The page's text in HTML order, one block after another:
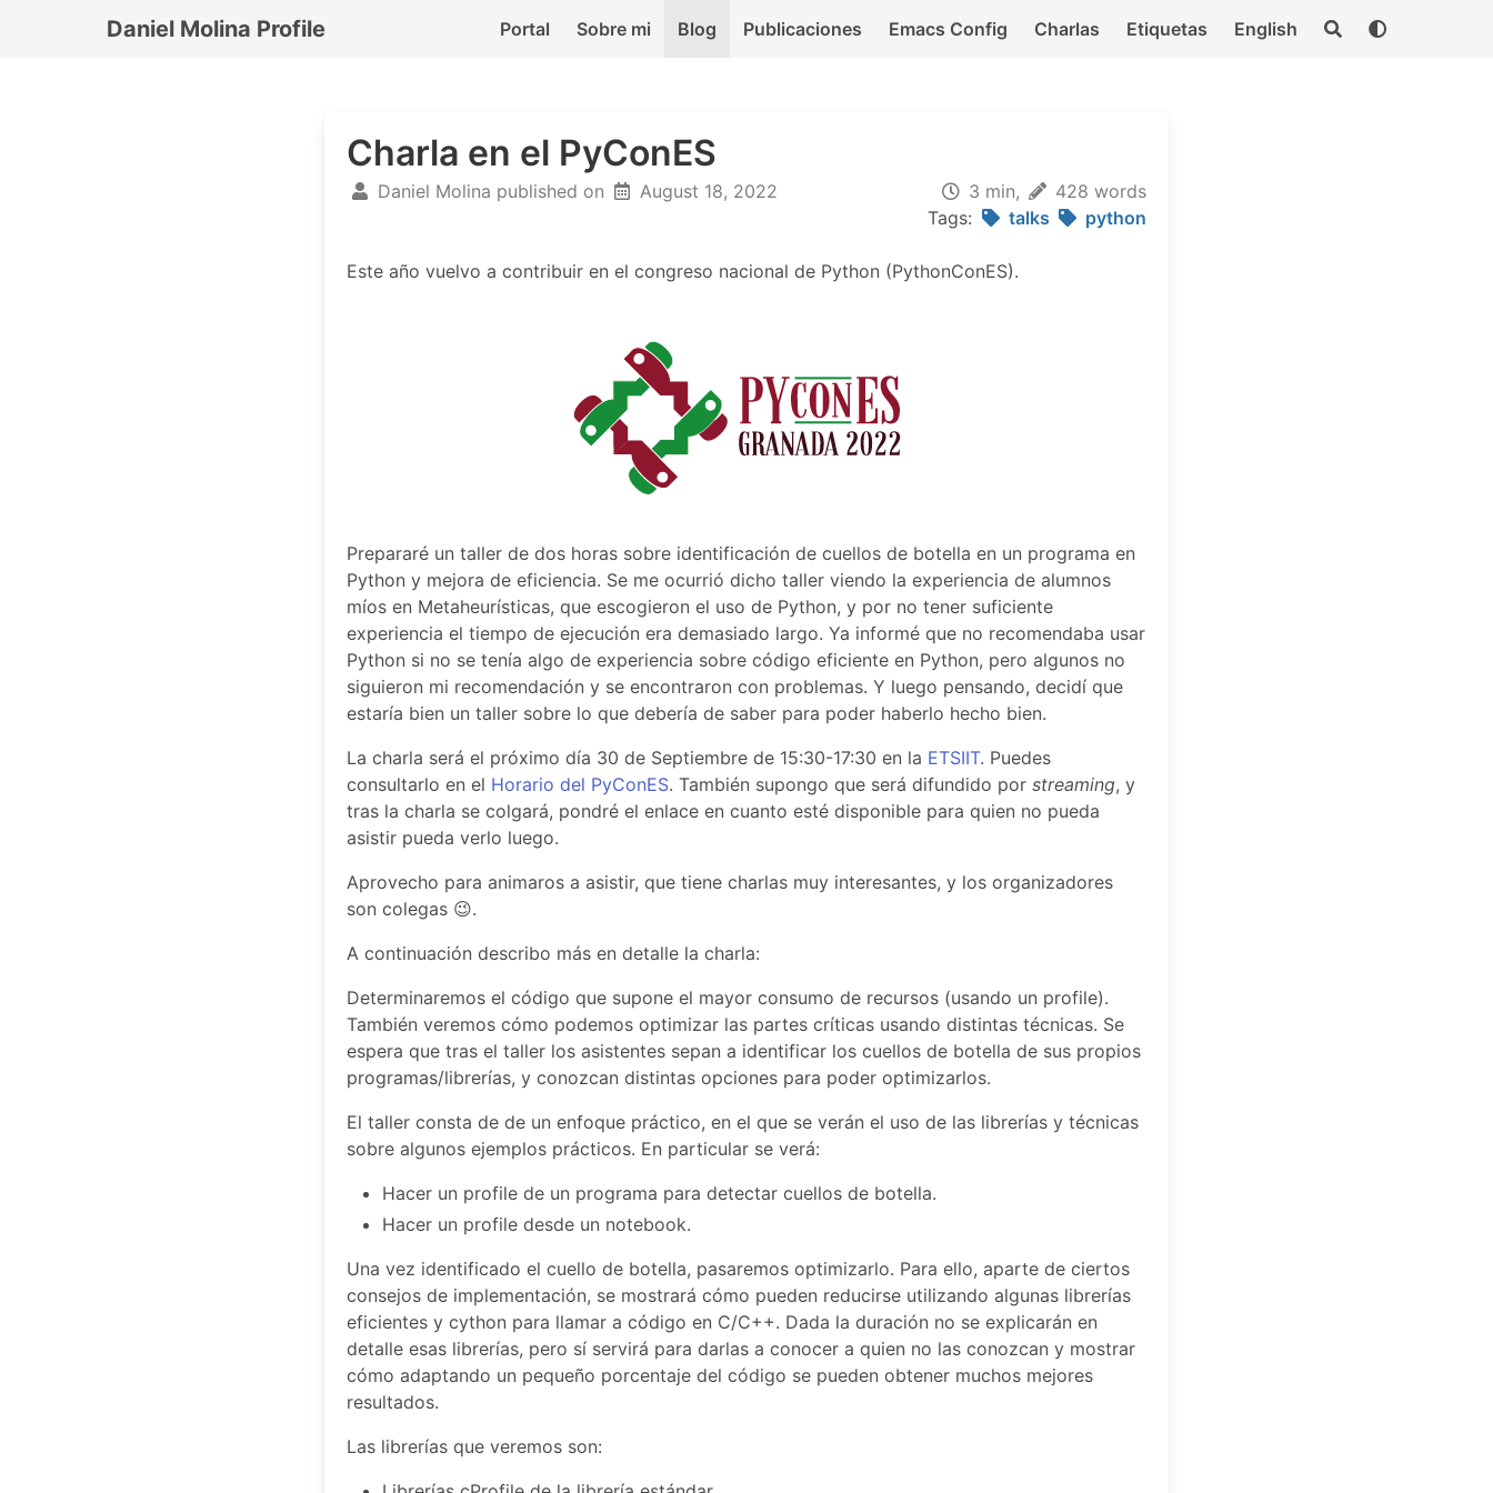
Daniel Molina Profile Portal Sobre mi Blog Publicaciones Emacs Config Charlas Etiquetas English
Charla en el PyConES
Daniel Molina published on August 18, 2022 3 min,
428 words
Tags:
talks python
Este año vuelvo a contribuir en el congreso nacional de Python (PythonConES).
Prepararé un taller de dos horas sobre identificación de cuellos de botella en un programa en
Python y mejora de eficiencia. Se me ocurrió dicho taller viendo la experiencia de alumnos
míos en Metaheurísticas, que escogieron el uso de Python, y por no tener suficiente
experiencia el tiempo de ejecución era demasiado largo. Ya informé que no recomendaba usar
Python si no se tenía algo de experiencia sobre código eficiente en Python, pero algunos no
siguieron mi recomendación y se encontraron con problemas. Y luego pensando, decidí que
estaría bien un taller sobre lo que debería de saber para poder haberlo hecho bien.
La charla será el próximo día 30 de Septiembre de 15:30-17:30 en la ETSIIT. Puedes
consultarlo en el Horario del PyConES. También supongo que será difundido por streaming, y
tras la charla se colgará, pondré el enlace en cuanto esté disponible para quien no pueda
asistir pueda verlo luego.
Aprovecho para animaros a asistir, que tiene charlas muy interesantes, y los organizadores
son colegas 😉.
A continuación describo más en detalle la charla:
Determinaremos el código que supone el mayor consumo de recursos (usando un profile).
También veremos cómo podemos optimizar las partes críticas usando distintas técnicas. Se
espera que tras el taller los asistentes sepan a identificar los cuellos de botella de sus propios
programas/librerías, y conozcan distintas opciones para poder optimizarlos.
El taller consta de de un enfoque práctico, en el que se verán el uso de las librerías y técnicas
sobre algunos ejemplos prácticos. En particular se verá:
Hacer un profile de un programa para detectar cuellos de botella.
Hacer un profile desde un notebook.
Una vez identificado el cuello de botella, pasaremos optimizarlo. Para ello, aparte de ciertos
consejos de implementación, se mostrará cómo pueden reducirse utilizando algunas librerías
eficientes y cython para llamar a código en C/C++. Dada la duración no se explicarán en
detalle esas librerías, pero sí servirá para darlas a conocer a quien no las conozcan y mostrar
cómo adaptando un pequeño porcentaje del código se pueden obtener muchos mejores
resultados.
Las librerías que veremos son: